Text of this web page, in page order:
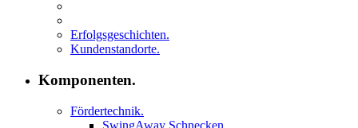
Erfolgsgeschichten.
Kundenstandorte.
Komponenten.
Fördertechnik.
SwingAway Schnecken.